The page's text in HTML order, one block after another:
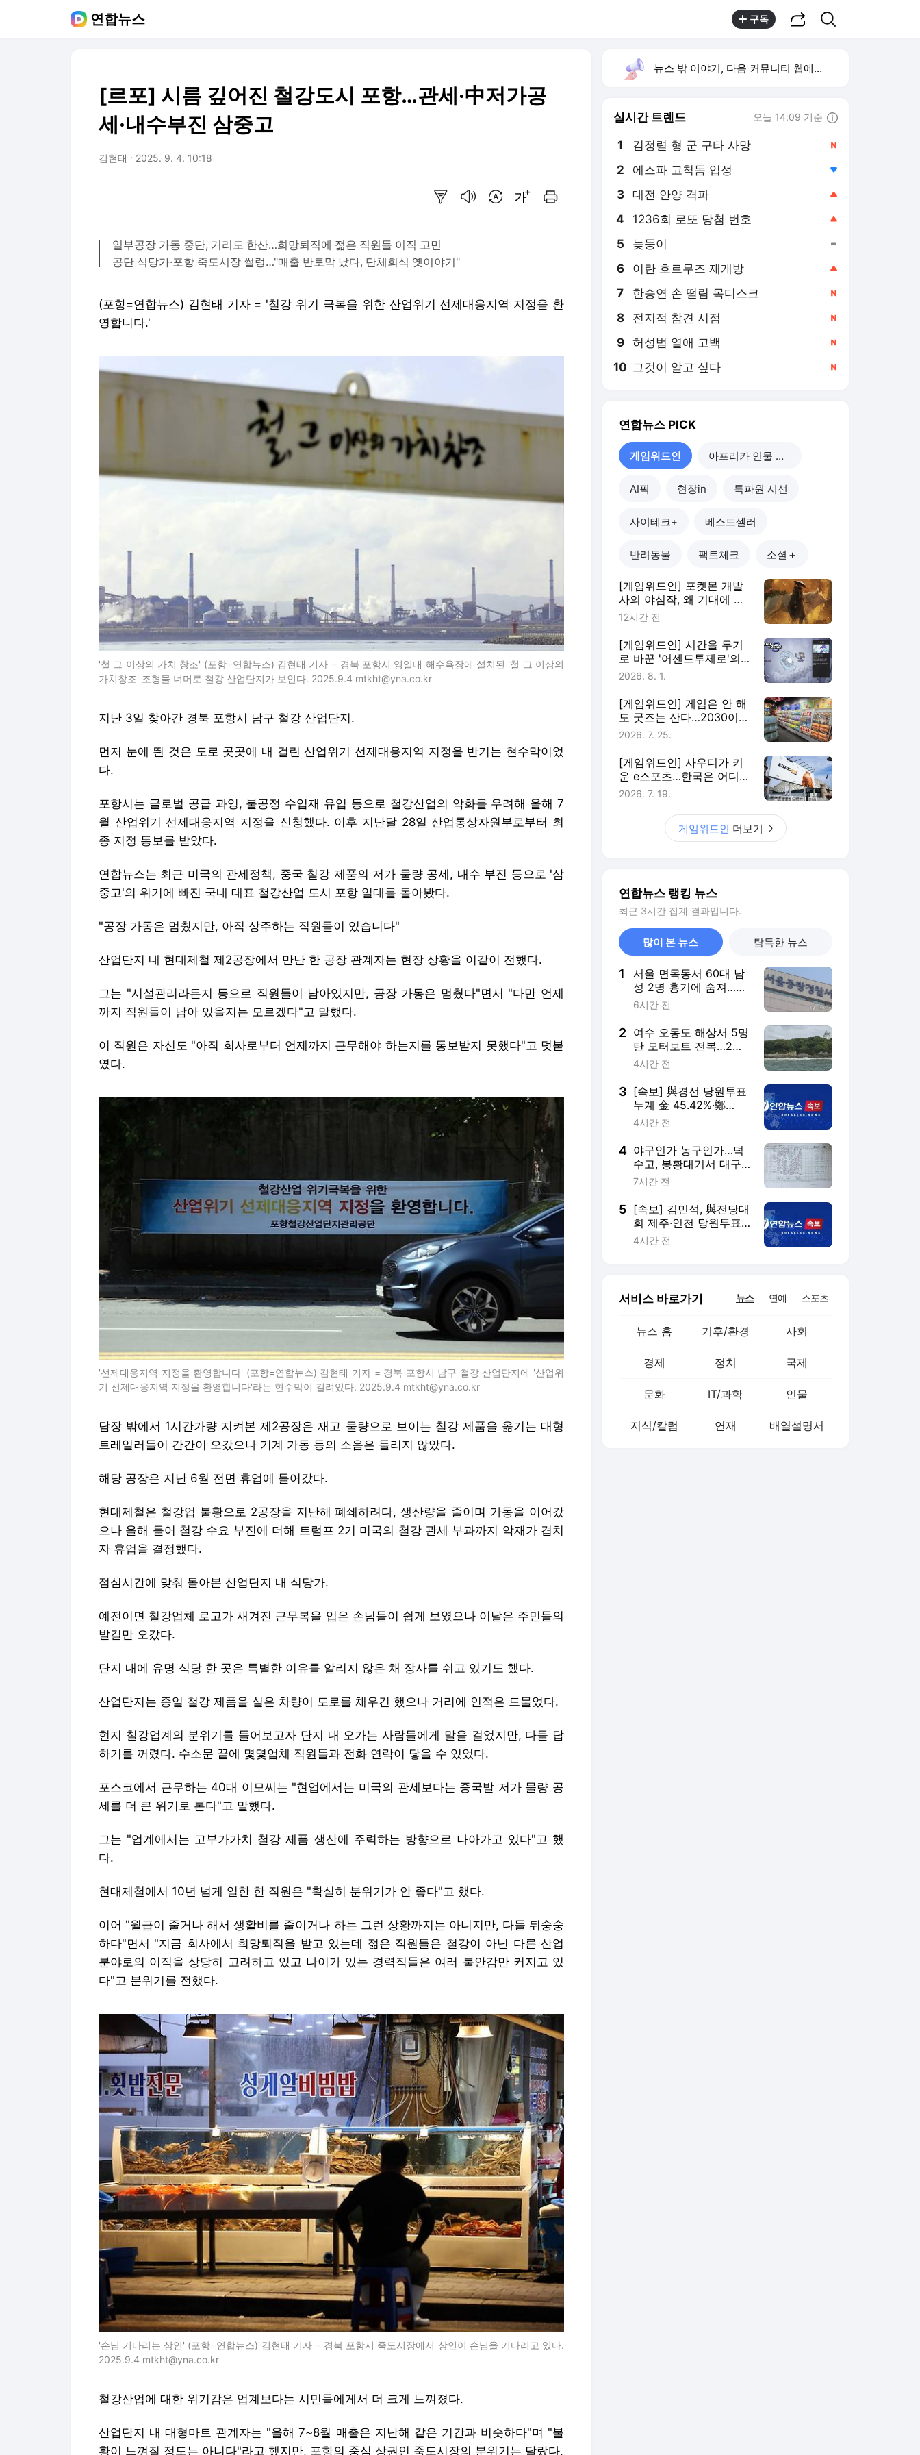
연합뉴스 구독
[르포] 시름 깊어진 철강도시 포항…관세·中저가공
세·내수부진 삼중고
김현태 2025. 9. 4. 10:18
일부공장 가동 중단, 거리도 한산…희망퇴직에 젊은 직원들 이직 고민
공단 식당가·포항 죽도시장 썰렁…"매출 반토막 났다, 단체회식 옛이야기"
(포항=연합뉴스) 김현태 기자 = '철강 위기 극복을 위한 산업위기 선제대응지역 지정을 환
영합니다.'
'철 그 이상의 가치 창조' (포항=연합뉴스) 김현태 기자 = 경북 포항시 영일대 해수욕장에 설치된 '철 그 이상의
가치창조' 조형물 너머로 철강 산업단지가 보인다. 2025.9.4 mtkht@yna.co.kr
지난 3일 찾아간 경북 포항시 남구 철강 산업단지.
먼저 눈에 띈 것은 도로 곳곳에 내 걸린 산업위기 선제대응지역 지정을 반기는 현수막이었
다.
포항시는 글로벌 공급 과잉, 불공정 수입재 유입 등으로 철강산업의 악화를 우려해 올해 7
월 산업위기 선제대응지역 지정을 신청했다. 이후 지난달 28일 산업통상자원부로부터 최
종 지정 통보를 받았다.
연합뉴스는 최근 미국의 관세정책, 중국 철강 제품의 저가 물량 공세, 내수 부진 등으로 '삼
중고'의 위기에 빠진 국내 대표 철강산업 도시 포항 일대를 돌아봤다.
"공장 가동은 멈췄지만, 아직 상주하는 직원들이 있습니다"
산업단지 내 현대제철 제2공장에서 만난 한 공장 관계자는 현장 상황을 이같이 전했다.
그는 "시설관리라든지 등으로 직원들이 남아있지만, 공장 가동은 멈췄다"면서 "다만 언제
까지 직원들이 남아 있을지는 모르겠다"고 말했다.
이 직원은 자신도 "아직 회사로부터 언제까지 근무해야 하는지를 통보받지 못했다"고 덧붙
였다.
'선제대응지역 지정을 환영합니다' (포항=연합뉴스) 김현태 기자 = 경북 포항시 남구 철강 산업단지에 '산업위
기 선제대응지역 지정을 환영합니다'라는 현수막이 걸려있다. 2025.9.4 mtkht@yna.co.kr
담장 밖에서 1시간가량 지켜본 제2공장은 재고 물량으로 보이는 철강 제품을 옮기는 대형
트레일러들이 간간이 오갔으나 기계 가동 등의 소음은 들리지 않았다.
해당 공장은 지난 6월 전면 휴업에 들어갔다.
현대제철은 철강업 불황으로 2공장을 지난해 폐쇄하려다, 생산량을 줄이며 가동을 이어갔
으나 올해 들어 철강 수요 부진에 더해 트럼프 2기 미국의 철강 관세 부과까지 악재가 겹치
자 휴업을 결정했다.
점심시간에 맞춰 돌아본 산업단지 내 식당가.
예전이면 철강업체 로고가 새겨진 근무복을 입은 손님들이 쉽게 보였으나 이날은 주민들의
발길만 오갔다.
단지 내에 유명 식당 한 곳은 특별한 이유를 알리지 않은 채 장사를 쉬고 있기도 했다.
산업단지는 종일 철강 제품을 실은 차량이 도로를 채우긴 했으나 거리에 인적은 드물었다.
현지 철강업계의 분위기를 들어보고자 단지 내 오가는 사람들에게 말을 걸었지만, 다들 답
하기를 꺼렸다. 수소문 끝에 몇몇업체 직원들과 전화 연락이 닿을 수 있었다.
포스코에서 근무하는 40대 이모씨는 "현업에서는 미국의 관세보다는 중국발 저가 물량 공
세를 더 큰 위기로 본다"고 말했다.
그는 "업계에서는 고부가가치 철강 제품 생산에 주력하는 방향으로 나아가고 있다"고 했
다.
현대제철에서 10년 넘게 일한 한 직원은 "확실히 분위기가 안 좋다"고 했다.
이어 "월급이 줄거나 해서 생활비를 줄이거나 하는 그런 상황까지는 아니지만, 다들 뒤숭숭
하다"면서 "지금 회사에서 희망퇴직을 받고 있는데 젊은 직원들은 철강이 아닌 다른 산업
분야로의 이직을 상당히 고려하고 있고 나이가 있는 경력직들은 여러 불안감만 커지고 있
다"고 분위기를 전했다.
'손님 기다리는 상인' (포항=연합뉴스) 김현태 기자 = 경북 포항시 죽도시장에서 상인이 손님을 기다리고 있다.
2025.9.4 mtkht@yna.co.kr
철강산업에 대한 위기감은 업계보다는 시민들에게서 더 크게 느껴졌다.
산업단지 내 대형마트 관계자는 "올해 7~8월 매출은 지난해 같은 기간과 비슷하다"며 "불
황이 느껴질 정도는 아니다"라고 했지만, 포항의 중심 상권인 죽도시장의 분위기는 달랐다.
뉴스 밖 이야기, 다음 커뮤니티 웹에서 보기
실시간 트렌드 오늘 14:09 기준
1 김정렬 형 군 구타 사망
2 에스파 고척돔 입성
3 대전 안양 격파
4 1236회 로또 당첨 번호
5 늦둥이
6 이란 호르무즈 재개방
7 한승연 손 떨림 목디스크
8 전지적 참견 시점
9 허성범 열애 고백
10 그것이 알고 싶다
연합뉴스 PICK
게임위드인 아프리카 인물 열전
AI픽 현장in 특파원 시선
사이테크+ 베스트셀러
반려동물 팩트체크 소셜＋
[게임위드인] 포켓몬 개발
사의 야심작, 왜 기대에 못
미쳤나
12시간 전
[게임위드인] 시간을 무기
로 바꾼 '어센드투제로'의
실험
2026. 8. 1.
[게임위드인] 게임은 안 해
도 굿즈는 산다…2030이
게임에 남는 법
2026. 7. 25.
[게임위드인] 사우디가 키
운 e스포츠…한국은 어디에
있나
2026. 7. 19.
게임위드인 더보기
연합뉴스 랭킹 뉴스
최근 3시간 집계 결과입니다.
많이 본 뉴스 탐독한 뉴스
1
서울 면목동서 60대 남
성 2명 흉기에 숨져…지
인 사이 추정(종합)
6시간 전
2 여수 오동도 해상서 5명
탄 모터보트 전복…2명
사망(종합3보)
4시간 전
3 [속보] 與경선 당원투표
누계 金 45.42%·鄭
44.56%…가중치 未반영
4시간 전
4 야구인가 농구인가…덕
수고, 봉황대기서 대구
북구SC에 42-0 승리
7시간 전
5 [속보] 김민석, 與전당대
회 제주·인천 당원투표
서 승리
4시간 전
서비스 바로가기 뉴스 연예 스포츠
뉴스 홈 기후/환경 사회
경제 정치 국제
문화 IT/과학 인물
지식/칼럼 연재 배열설명서